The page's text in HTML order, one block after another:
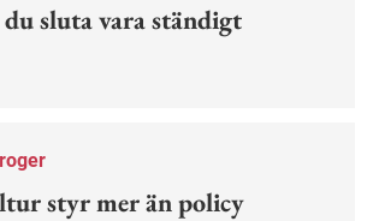
sluta vara ständigt
styr mer än policy